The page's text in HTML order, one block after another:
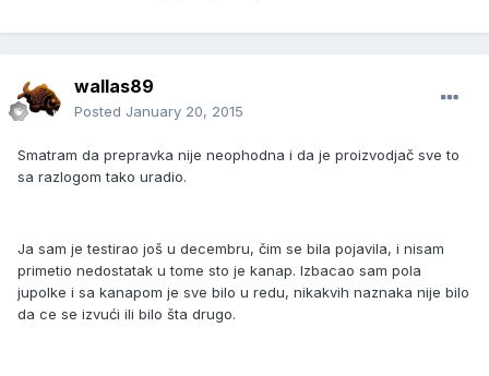
wallas89
Posted January 20, 2015
Smatram da prepravka nije neophodna i da je proizvodjač sve to
sa razlogom tako uradio.
Ja sam je testirao još u decembru, čim se bila pojavila, i nisam
primetio nedostatak u tome sto je kanap. Izbacao sam pola
jupolke i sa kanapom je sve bilo u redu, nikakvih naznaka nije bilo
da ce se izvući ili bilo šta drugo.